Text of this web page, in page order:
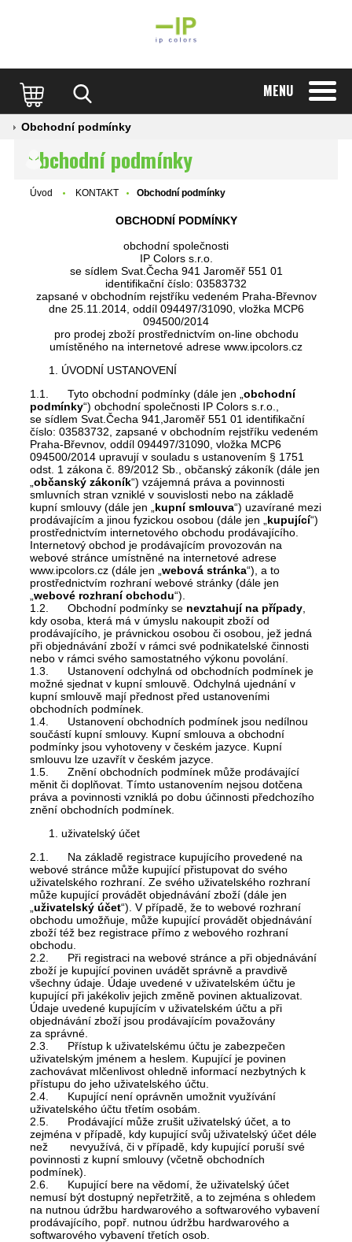
MENU
Obchodní podmínky
Obchodní podmínky
Úvod KONTAKT Obchodní podmínky
OBCHODNÍ PODMÍNKY
obchodní společnosti
IP Colors s.r.o.
se sídlem Svat.Čecha 941 Jaroměř 551 01
identifikační číslo: 03583732
zapsané v obchodním rejstříku vedeném Praha-Břevnov
dne 25.11.2014, oddíl 094497/31090, vložka MCP6
094500/2014
pro prodej zboží prostřednictvím on-line obchodu
umístěného na internetové adrese www.ipcolors.cz
ÚVODNÍ USTANOVENÍ
1.1. Tyto obchodní podmínky (dále jen „ obchodní
podmínky“) obchodní společnosti IP Colors s.r.o.,
se sídlem Svat.Čecha 941,Jaroměř 551 01 identifikační
číslo: 03583732, zapsané v obchodním rejstříku vedeném
Praha-Břevnov, oddíl 094497/31090, vložka MCP6
094500/2014 upravují v souladu s ustanovením § 1751
odst. 1 zákona č. 89/2012 Sb., občanský zákoník (dále jen
občanský zákoník“) vzájemná práva a povinnosti
smluvních stran vzniklé v souvislosti nebo na základě
kupní smlouvy (dále jen „ kupní smlouva“) uzavírané mezi
prodávajícím a jinou fyzickou osobou (dále jen „ kupující“)
prostřednictvím internetového obchodu prodávajícího.
Internetový obchod je prodávajícím provozován na
webové stránce umístněné na internetové adrese
www.ipcolors.cz (dále jen „ webová stránka“), a to
prostřednictvím rozhraní webové stránky (dále jen
webové rozhraní obchodu“).
1.2. Obchodní podmínky se nevztahují na případy
kdy osoba, která má v úmyslu nakoupit zboží od
prodávajícího, je právnickou osobou či osobou, jež jedná
při objednávání zboží v rámci své podnikatelské činnosti
nebo v rámci svého samostatného výkonu povolání.
1.3. Ustanovení odchylná od obchodních podmínek je
možné sjednat v kupní smlouvě. Odchylná ujednání v
kupní smlouvě mají přednost před ustanoveními
obchodních podmínek.
1.4. Ustanovení obchodních podmínek jsou nedílnou
součástí kupní smlouvy. Kupní smlouva a obchodní
podmínky jsou vyhotoveny v českém jazyce. Kupní
smlouvu lze uzavřít v českém jazyce.
1.5. Znění obchodních podmínek může prodávající
měnit či doplňovat. Tímto ustanovením nejsou dotčena
práva a povinnosti vzniklá po dobu účinnosti předchozího
znění obchodních podmínek.
uživatelský účet
2.1. Na základě registrace kupujícího provedené na
webové stránce může kupující přistupovat do svého
uživatelského rozhraní. Ze svého uživatelského rozhraní
může kupující provádět objednávání zboží (dále jen
uživatelský účet“). V případě, že to webové rozhraní
obchodu umožňuje, může kupující provádět objednávání
zboží též bez registrace přímo z webového rozhraní
obchodu.
2.2. Při registraci na webové stránce a při objednávání
zboží je kupující povinen uvádět správně a pravdivě
všechny údaje. Údaje uvedené v uživatelském účtu je
kupující při jakékoliv jejich změně povinen aktualizovat.
Údaje uvedené kupujícím v uživatelském účtu a při
objednávání zboží jsou prodávajícím považovány
za správné.
2.3. Přístup k uživatelskému účtu je zabezpečen
uživatelským jménem a heslem. Kupující je povinen
zachovávat mlčenlivost ohledně informací nezbytných k
přístupu do jeho uživatelského účtu.
2.4. Kupující není oprávněn umožnit využívání
uživatelského účtu třetím osobám.
2.5. Prodávající může zrušit uživatelský účet, a to
zejména v případě, kdy kupující svůj uživatelský účet déle
než nevyužívá, či v případě, kdy kupující poruší své
povinnosti z kupní smlouvy (včetně obchodních
podmínek).
2.6. Kupující bere na vědomí, že uživatelský účet
nemusí být dostupný nepřetržitě, a to zejména s ohledem
na nutnou údržbu hardwarového a softwarového vybavení
prodávajícího, popř. nutnou údržbu hardwarového a
softwarového vybavení třetích osob.